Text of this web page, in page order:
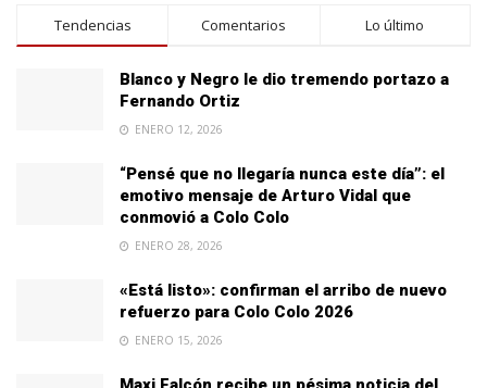
Tendencias Comentarios Lo último
Blanco y Negro le dio tremendo portazo a
Fernando Ortiz
ENERO 12, 2026
“Pensé que no llegaría nunca este día”: el
emotivo mensaje de Arturo Vidal que
conmovió a Colo Colo
ENERO 28, 2026
«Está listo»: confirman el arribo de nuevo
refuerzo para Colo Colo 2026
ENERO 15, 2026